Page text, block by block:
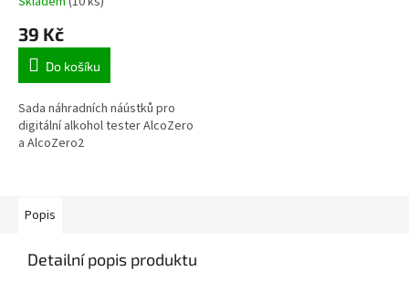
39 Kč
Do košíku
Sada náhradních náústků pro
digitální alkohol tester AlcoZero
a AlcoZero2
Popis
Detailní popis produktu